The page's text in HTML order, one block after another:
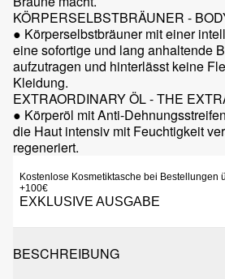
KÖRPERSELBSTBRÄUNER -
● Körperselbstbräuner mit einer
eine sofortige und lang anhaltende
aufzutragen und hinterlässt keine
Kleidung.
EXTRAORDINARY ÖL - THE
● Körperöl mit Anti-
die Haut intensiv mit Feuchtigkeit
regeneriert.
Kostenlose Kosmetiktasche bei Bestellungen
+100€
EXKLUSIVE AUSGABE
BESCHREIBUNG